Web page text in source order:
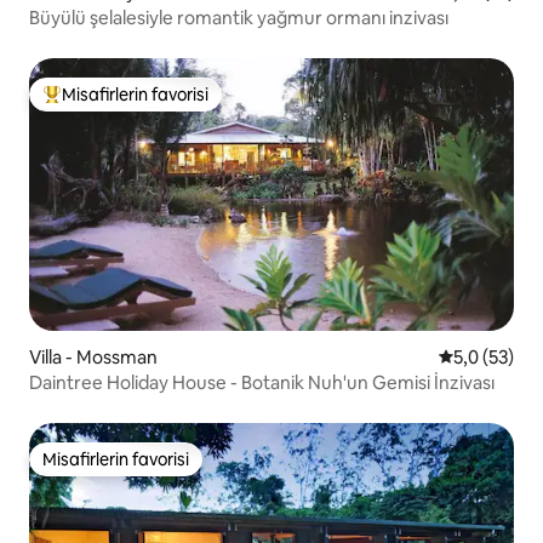
Büyülü şelalesiyle romantik yağmur ormanı inzivası
Misafirlerin favorilerinden en beğenilenler arasında
Misafirlerin favorisi
Villa - Mossman 5 üzerinden
5,0 (53)
Daintree Holiday House - Botanik Nuh'un Gemisi İnzivası
Misafirlerin favorisi
Misafirlerin favorisi